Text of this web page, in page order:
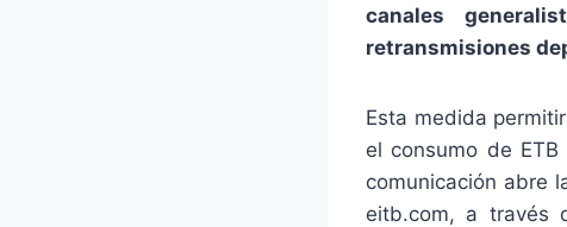
canales
retransmisiones
Esta medida
el consumo de
comunicación abre
eitb.com, a través